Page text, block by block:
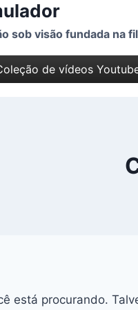
sob visão fundada na
de vídeos
está procurando.